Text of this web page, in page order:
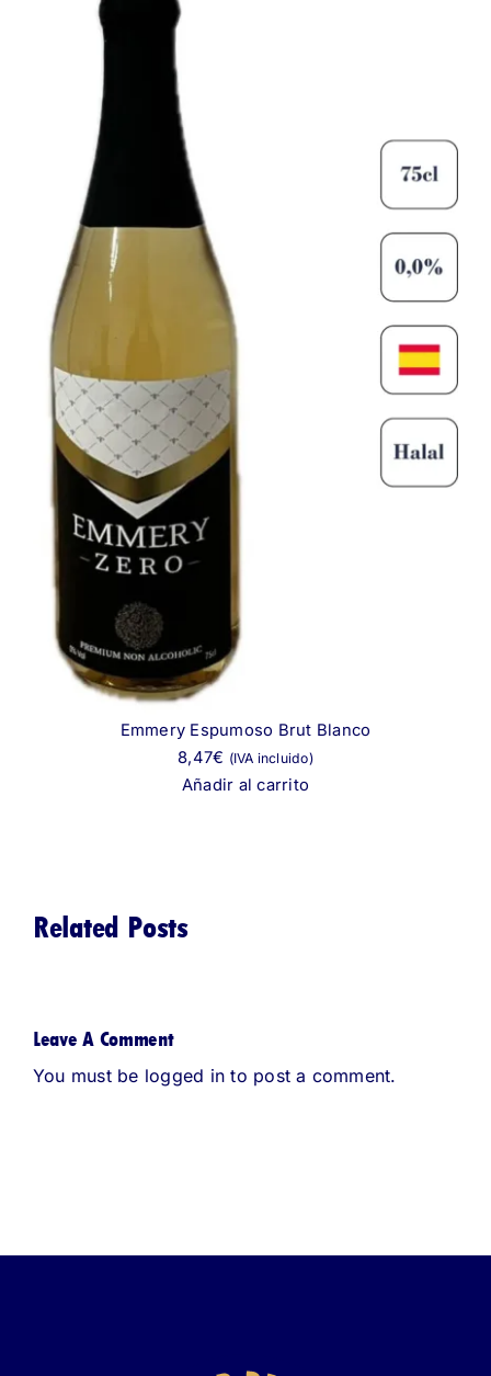
Emmery Espumoso Brut Blanco
8,47€ (IVA incluido)
Añadir al carrito
Related Posts
Leave A Comment
You must be logged in to post a comment.